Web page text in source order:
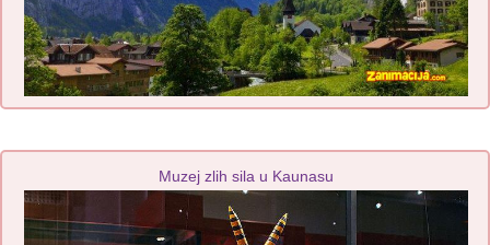
Muzej zlih sila u Kaunasu